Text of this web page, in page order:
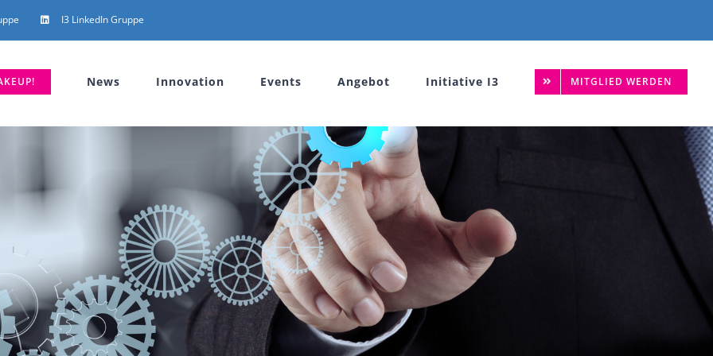
I3 LinkedIn Gruppe
News Innovation Events Angebot Initiative I3 MITGLIED WERDEN